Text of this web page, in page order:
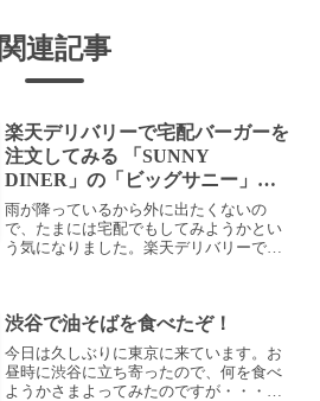
関連記事
楽天デリバリーで宅配バーガーを
注文してみる 「SUNNY
DINER」の「ビッグサニー」は3
段パティの大物で肉食ってる感が
ありました
雨が降っているから外に出たくないの
で、たまには宅配でもしてみようかとい
う気になりました。楽天デリバリーで住
参考: サニーダイ...
渋谷で油そばを食べたぞ！
今日は久しぶりに東京に来ています。お
昼時に渋谷に立ち寄ったので、何を食べ
ようかさまよってみたのですが・・・結